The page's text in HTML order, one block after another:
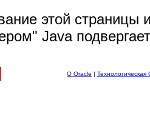
этой страницы
Java
О Oracle | Технологическая